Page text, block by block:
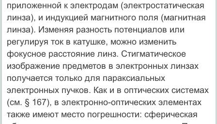
приложенной к электродам (электростатическая
линза), и индукцией магнитного поля (магнитная
линза). Изменяя разность потенциалов или
регулируя ток в катушке, можно изменить
фокусное расстояние линз. Стигматическое
изображение предметов в электронных линзах
получается только для параксиальных
электронных пучков. Как и в оптических системах
(см. § 167), в электронно-оптических элементах
также имеют место погрешности: сферическая